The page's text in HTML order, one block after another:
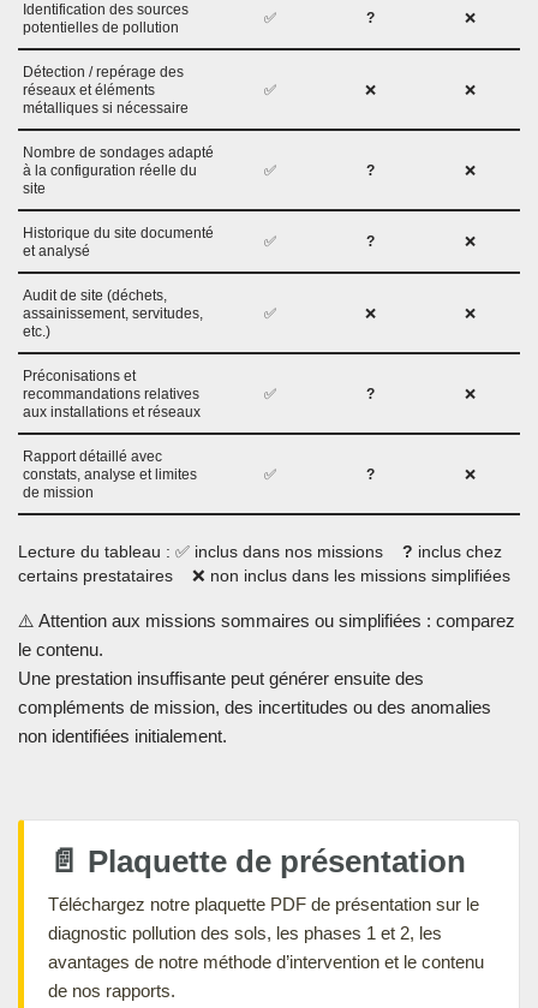
Identification des sources
potentielles de pollution
✅ ? ❌
Détection / repérage des
réseaux et éléments
métalliques si nécessaire
✅ ❌ ❌
Nombre de sondages adapté
à la configuration réelle du
site
✅ ? ❌
Historique du site documenté
et analysé
✅ ? ❌
Audit de site (déchets,
assainissement, servitudes,
etc.)
✅ ❌ ❌
Préconisations et
recommandations relatives
aux installations et réseaux
✅ ? ❌
Rapport détaillé avec
constats, analyse et limites
de mission
✅ ? ❌
Lecture du tableau : ✅ inclus dans nos missions ? inclus chez
certains prestataires ❌ non inclus dans les missions simplifiées
⚠️ Attention aux missions sommaires ou simplifiées : comparez
le contenu.
Une prestation insuffisante peut générer ensuite des
compléments de mission, des incertitudes ou des anomalies
non identifiées initialement.
📄 Plaquette de présentation
Téléchargez notre plaquette PDF de présentation sur le
diagnostic pollution des sols, les phases 1 et 2, les
avantages de notre méthode d’intervention et le contenu
de nos rapports.